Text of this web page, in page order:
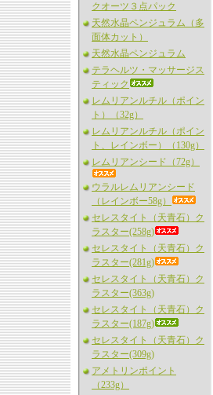
クオーツ３点パック
天然水晶ペンジュラム（多
面体カット）
天然水晶ペンジュラム
テラヘルツ・マッサージス
ティック
レムリアンルチル（ポイン
ト）（32g）
レムリアンルチル（ポイン
ト、レインボー）（130g）
レムリアンシード（72g）
ウラルレムリアンシード
（レインボー58g）
セレスタイト（天青石）ク
ラスター(258g)
セレスタイト（天青石）ク
ラスター(281g)
セレスタイト（天青石）ク
ラスター(363g)
セレスタイト（天青石）ク
ラスター(187g)
セレスタイト（天青石）ク
ラスター(309g)
アメトリンポイント
（233g）